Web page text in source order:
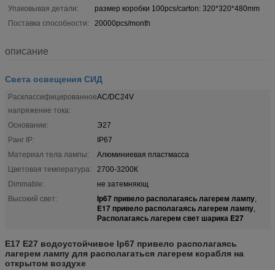
Упаковывая детали:
размер коробки 100pcs/carton: 320*320*480mm
Поставка способности:
20000pcs/month
описание
Света освещения СИД
Расклассифицированное
напряжение тока:
AC/DC24V
Основание:
Э27
Ранг IP:
IP67
Материал тела лампы:
Алюминиевая пластмасса
Цветовая температура:
2700-3200К
Dimmable:
не затемняющ
Высокий свет:
Ip67 привело располагаясь лагерем лампу,
E17 привело располагаясь лагерем лампу,
Располагаясь лагерем свет шарика E27
E17 E27 водоустойчивое Ip67 привело располагаясь
лагерем лампу для располагаться лагерем корабля на
открытом воздухе